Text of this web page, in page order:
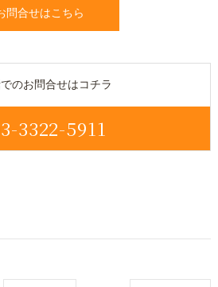
問合せはこちら
のお問合せはコチラ
3322-5911